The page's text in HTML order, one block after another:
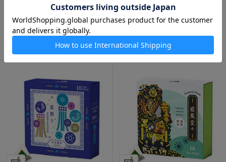
TOY BOX ティーバッグ 10個
デザインBOX入
1,050円
雁ヶ音日記 ティーバッグ 10個